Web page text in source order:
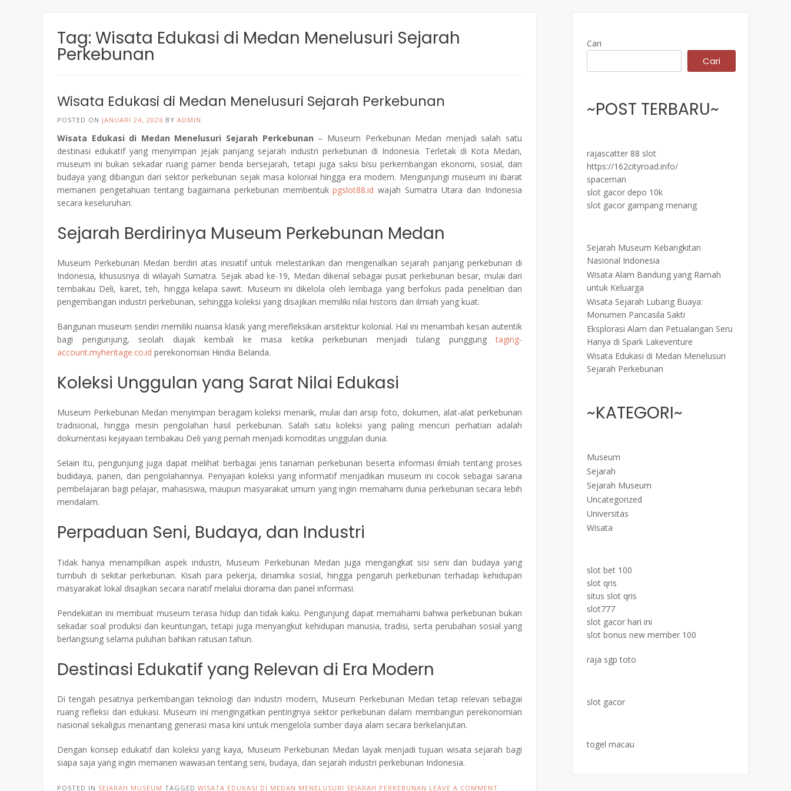
Tag: Wisata Edukasi di Medan Menelusuri Sejarah
Perkebunan
Wisata Edukasi di Medan Menelusuri Sejarah Perkebunan
POSTED ON JANUARI 24, 2026 BY ADMIN
Wisata Edukasi di Medan Menelusuri Sejarah Perkebunan – Museum Perkebunan Medan menjadi salah satu
destinasi edukatif yang menyimpan jejak panjang sejarah industri perkebunan di Indonesia. Terletak di Kota Medan,
museum ini bukan sekadar ruang pamer benda bersejarah, tetapi juga saksi bisu perkembangan ekonomi, sosial, dan
budaya yang dibangun dari sektor perkebunan sejak masa kolonial hingga era modern. Mengunjungi museum ini ibarat
memanen pengetahuan tentang bagaimana perkebunan membentukpgslot88.id wajah Sumatra Utara dan Indonesia
secara keseluruhan.
Sejarah Berdirinya Museum Perkebunan Medan
Museum Perkebunan Medan berdiri atas inisiatif untuk melestarikan dan mengenalkan sejarah panjang perkebunan di
Indonesia, khususnya di wilayah Sumatra. Sejak abad ke-19, Medan dikenal sebagai pusat perkebunan besar, mulai dari
tembakau Deli, karet, teh, hingga kelapa sawit. Museum ini dikelola oleh lembaga yang berfokus pada penelitian dan
pengembangan industri perkebunan, sehingga koleksi yang disajikan memiliki nilai historis dan ilmiah yang kuat.
Bangunan museum sendiri memiliki nuansa klasik yang merefleksikan arsitektur kolonial. Hal ini menambah kesan autentik
bagi pengunjung, seolah diajak kembali ke masa ketika perkebunan menjadi tulang punggungtaging-
account.myheritage.co.id perekonomian Hindia Belanda.
Koleksi Unggulan yang Sarat Nilai Edukasi
Museum Perkebunan Medan menyimpan beragam koleksi menarik, mulai dari arsip foto, dokumen, alat-alat perkebunan
tradisional, hingga mesin pengolahan hasil perkebunan. Salah satu koleksi yang paling mencuri perhatian adalah
dokumentasi kejayaan tembakau Deli yang pernah menjadi komoditas unggulan dunia.
Selain itu, pengunjung juga dapat melihat berbagai jenis tanaman perkebunan beserta informasi ilmiah tentang proses
budidaya, panen, dan pengolahannya. Penyajian koleksi yang informatif menjadikan museum ini cocok sebagai sarana
pembelajaran bagi pelajar, mahasiswa, maupun masyarakat umum yang ingin memahami dunia perkebunan secara lebih
mendalam.
Perpaduan Seni, Budaya, dan Industri
Tidak hanya menampilkan aspek industri, Museum Perkebunan Medan juga mengangkat sisi seni dan budaya yang
tumbuh di sekitar perkebunan. Kisah para pekerja, dinamika sosial, hingga pengaruh perkebunan terhadap kehidupan
masyarakat lokal disajikan secara naratif melalui diorama dan panel informasi.
Pendekatan ini membuat museum terasa hidup dan tidak kaku. Pengunjung dapat memahami bahwa perkebunan bukan
sekadar soal produksi dan keuntungan, tetapi juga menyangkut kehidupan manusia, tradisi, serta perubahan sosial yang
berlangsung selama puluhan bahkan ratusan tahun.
Destinasi Edukatif yang Relevan di Era Modern
Di tengah pesatnya perkembangan teknologi dan industri modern, Museum Perkebunan Medan tetap relevan sebagai
ruang refleksi dan edukasi. Museum ini mengingatkan pentingnya sektor perkebunan dalam membangun perekonomian
nasional sekaligus menantang generasi masa kini untuk mengelola sumber daya alam secara berkelanjutan.
Dengan konsep edukatif dan koleksi yang kaya, Museum Perkebunan Medan layak menjadi tujuan wisata sejarah bagi
siapa saja yang ingin memanen wawasan tentang seni, budaya, dan sejarah industri perkebunan Indonesia.
POSTED IN SEJARAH MUSEUM TAGGED WISATA EDUKASI DI MEDAN MENELUSURI SEJARAH PERKEBUNAN LEAVE A COMMENT
Cari
Cari
~POST TERBARU~
rajascatter 88 slot
https://162cityroad.info/
spaceman
slot gacor depo 10k
slot gacor gampang menang
Sejarah Museum Kebangkitan
Nasional Indonesia
Wisata Alam Bandung yang Ramah
untuk Keluarga
Wisata Sejarah Lubang Buaya:
Monumen Pancasila Sakti
Eksplorasi Alam dan Petualangan Seru
Hanya di Spark Lakeventure
Wisata Edukasi di Medan Menelusuri
Sejarah Perkebunan
~KATEGORI~
Museum
Sejarah
Sejarah Museum
Uncategorized
Universitas
Wisata
slot bet 100
slot qris
situs slot qris
slot777
slot gacor hari ini
slot bonus new member 100
raja sgp toto
slot gacor
togel macau